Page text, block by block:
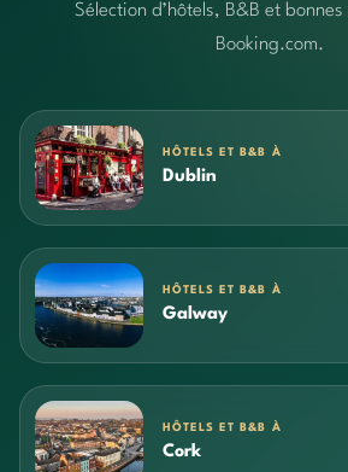
Sélection d’hôtels, B&B et
Booking.com.
HÔTELS ET B&B À
Dublin
HÔTELS ET B&B À
Galway
HÔTELS ET B&B À
Cork